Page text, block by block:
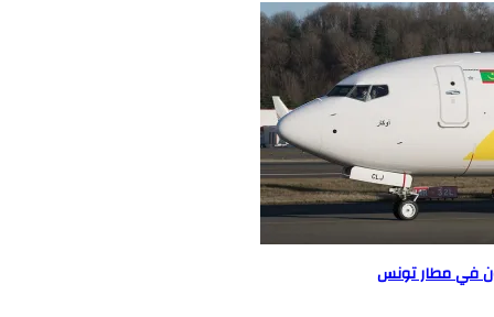
في مطار تونس